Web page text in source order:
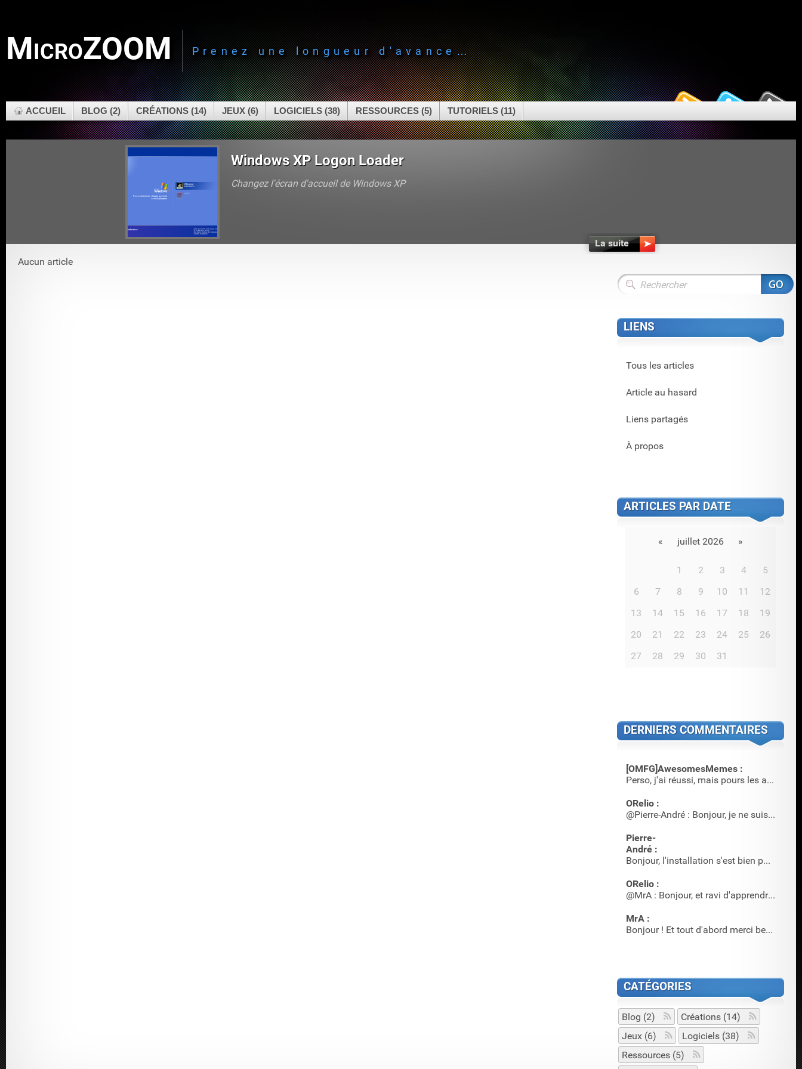
MicroZOOM Prenez une longueur d'avance…
ACCUEIL BLOG (2) CRÉATIONS (14) JEUX (6) LOGICIELS (38) RESSOURCES (5) TUTORIELS (11)
Windows XP Logon Loader
Changez l'écran d'accueil de Windows XP
La suite
LIENS
Tous les articles
Article au hasard
Liens partagés
À propos
ARTICLES PAR DATE
« juillet 2026 »
1 2 3 4
5
6
7 8 9 10 11
12
13
14 15 16 17 18
19
20
21 22 23 24 25
26
27
28 29 30 31
DERNIERS COMMENTAIRES
[OMFG]AwesomesMemes :
Perso, j'ai réussi, mais pours les annimations, c'est plus …
ORelio :
@Pierre-André : Bonjour, je ne suis pas sûr qu'il y en ait …
Pierre-
André :
Bonjour, l'installation s'est bien passée, mais où acheter …
ORelio :
@MrA : Bonjour, et ravi d'apprendre que cet article a servi…
MrA :
Bonjour ! Et tout d'abord merci beaucoup pour l'article et…
CATÉGORIES
Blog (2)
Créations (14)
Jeux (6)
Logiciels (38)
Ressources (5)
Aucun article